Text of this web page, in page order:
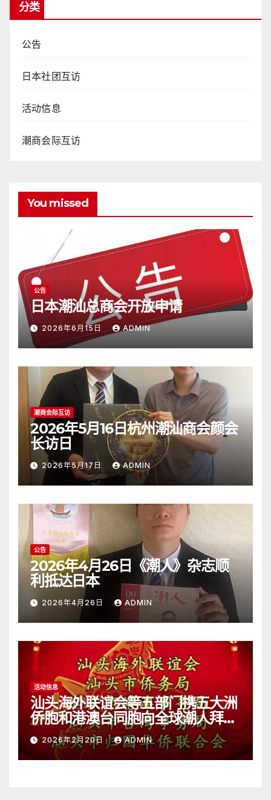
分类
公告
日本社团互访
活动信息
潮商会际互访
You missed
公告
日本潮汕总商会开放申请
2026年6月15日 ADMIN
潮商会际互访
2026年5月16日杭州潮汕商会颜会
长访日
2026年5月17日 ADMIN
公告
2026年4月26日《潮人》杂志顺
利抵达日本
2026年4月26日 ADMIN
活动信息
汕头海外联谊会等五部门携五大洲
侨胞和港澳台同胞向全球潮人拜
年！
2026年2月20日 ADMIN